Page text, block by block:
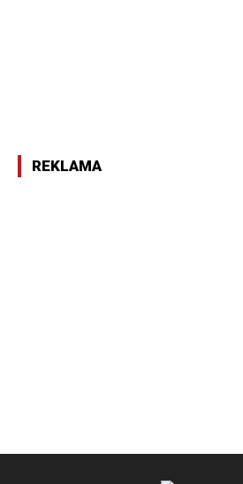
REKLAMA